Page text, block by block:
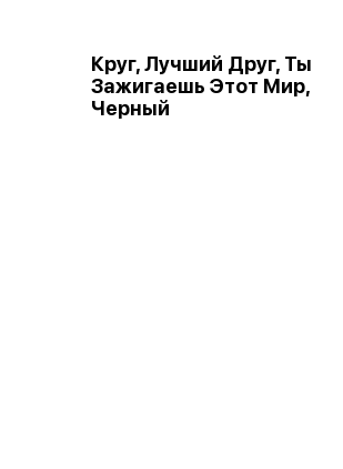
Круг, Лучший Друг, Ты
Зажигаешь Этот Мир,
Черный